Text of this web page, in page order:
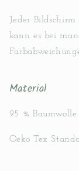
Jeder
kann es bei
Material
95 %
Oeko Tex